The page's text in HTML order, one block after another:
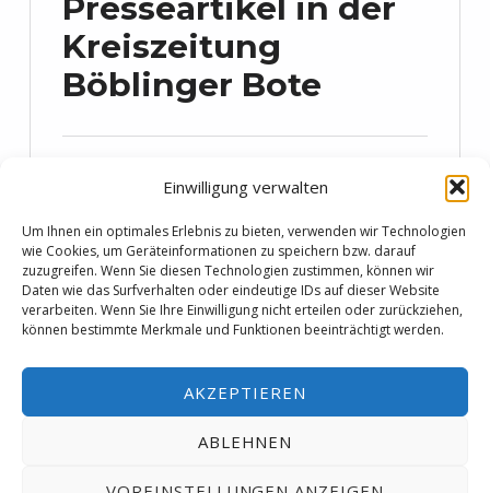
Einwilligung verwalten
Um Ihnen ein optimales Erlebnis zu bieten, verwenden wir Technologien
wie Cookies, um Geräteinformationen zu speichern bzw. darauf
zuzugreifen. Wenn Sie diesen Technologien zustimmen, können wir
Daten wie das Surfverhalten oder eindeutige IDs auf dieser Website
verarbeiten. Wenn Sie Ihre Einwilligung nicht erteilen oder zurückziehen,
können bestimmte Merkmale und Funktionen beeinträchtigt werden.
AKZEPTIEREN
ABLEHNEN
Presseartikel in der
Kreiszeitung
Böblinger Bote
VERÖFFENTLICHT AM: 2. Oktober 2017
Letzten Donnerstag erhielt ich eine
kurze Nachricht, bestehend aus einem
Bild. Das Bild zeigte einen
Zeitungsausschnitt über „Die
denn?“, fragte ich nach und erfuhr von
dem Presseartikel in der Kreiszeitung
Böblinger Bote. Die Redaktion stellte…